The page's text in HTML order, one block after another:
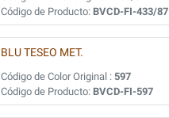
Código de Producto: BVCD-FI-433/87
BLU TESEO MET.
Código de Color Original : 597
Código de Producto: BVCD-FI-597